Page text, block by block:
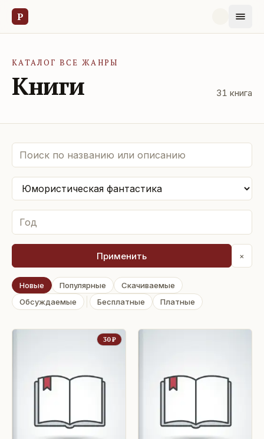
Р
КАТАЛОГ ВСЕ ЖАНРЫ
Книги 31 книга
Применить ×
Новые Популярные
Скачиваемые
Обсуждаемые
Бесплатные Платные
30₽